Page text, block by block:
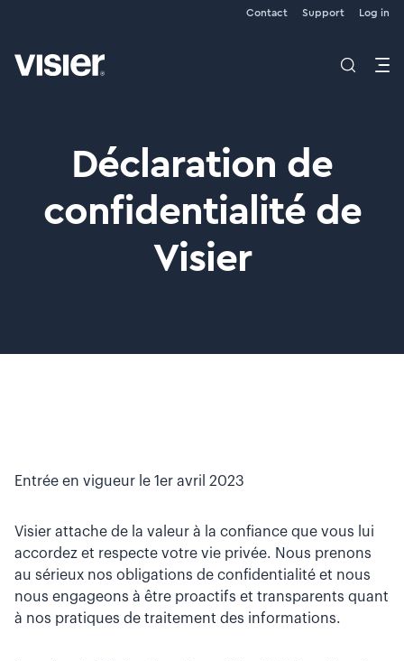
Contact Support Log in
Déclaration de
confidentialité de
Visier
Entrée en vigueur le 1er avril 2023
Visier attache de la valeur à la confiance que vous lui
accordez et respecte votre vie privée. Nous prenons
au sérieux nos obligations de confidentialité et nous
nous engageons à être proactifs et transparents quant
à nos pratiques de traitement des informations.